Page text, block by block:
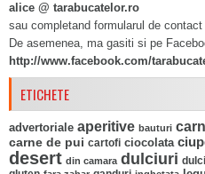
alice @ tarabucatelor.ro
sau completand formularul de
De asemenea, ma gasiti si pe
http://www.facebook.com/
ETICHETE
advertoriale aperitive bauturi
carne de pui cartofi ciocolata
desert din camara dulciuri